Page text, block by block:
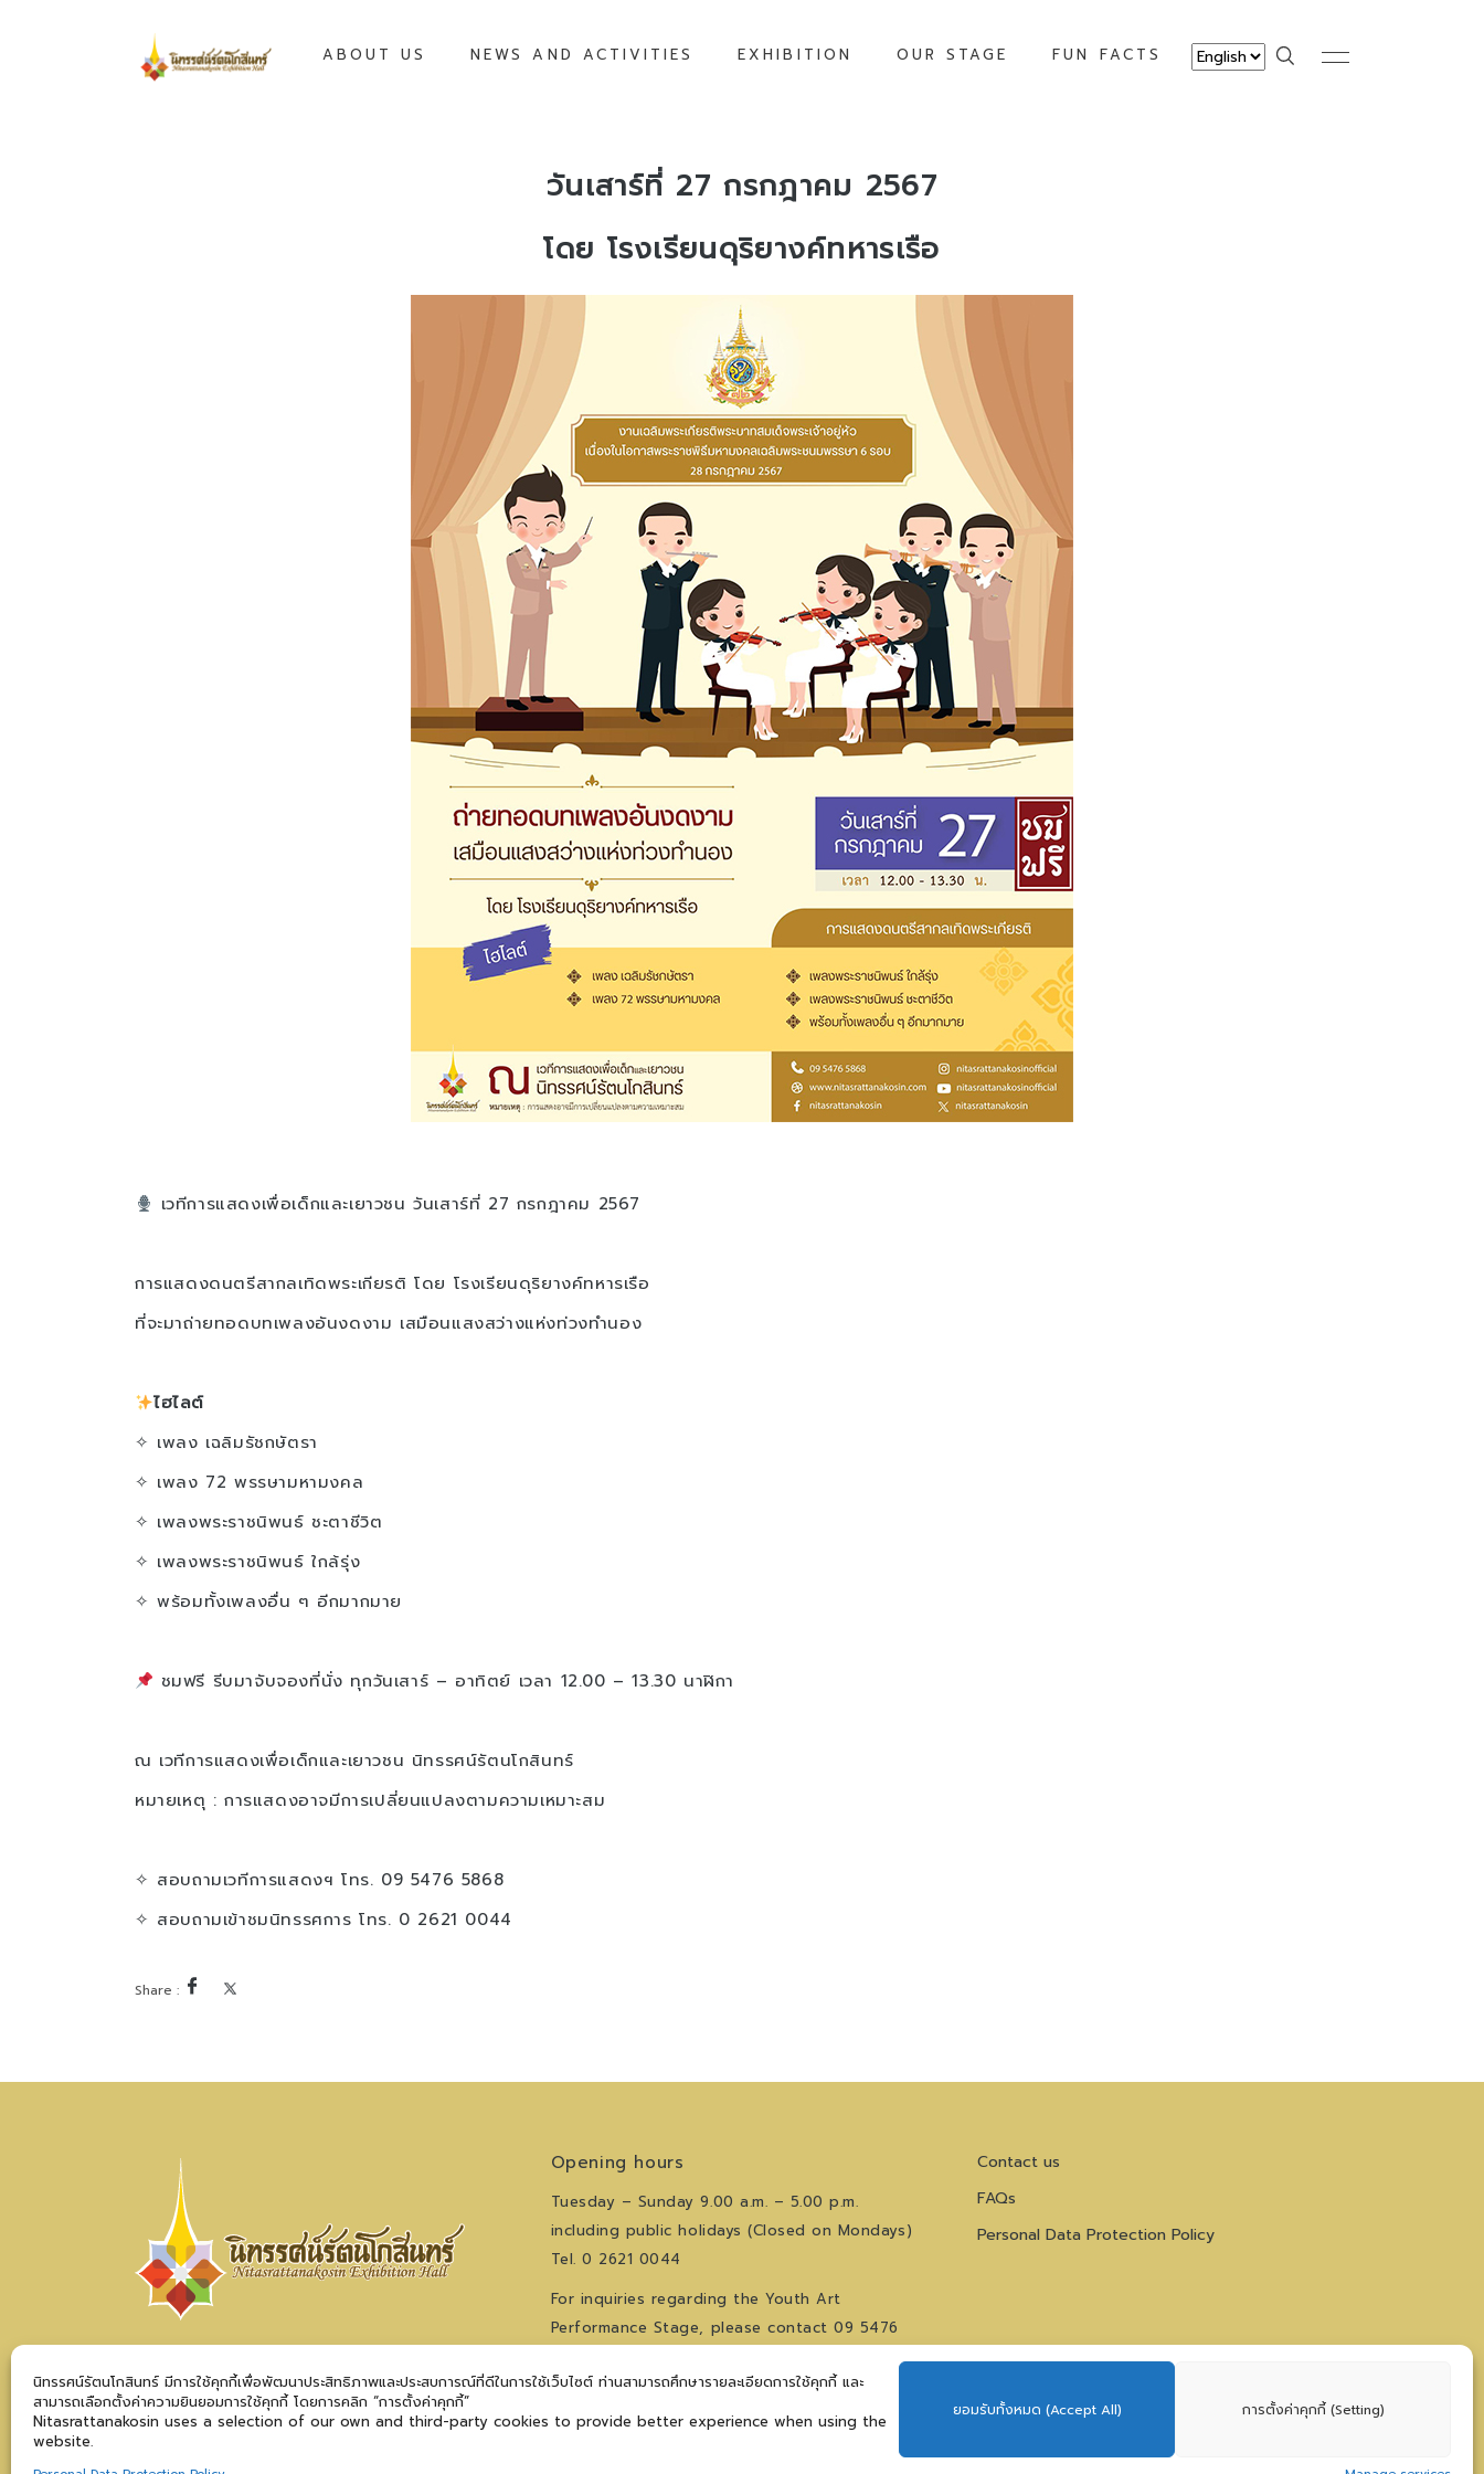
นิทรรศน์รัตนโกสินทร์ มีการใช้คุกกี้เพื่อพัฒนาประสิทธิภาพและประสบการณ์ที่ดีในการใช้เว็บไซต์ ท่านสามารถศึกษารายละเอียดการใช้คุกกี้ และ
สามารถเลือกตั้งค่าความยินยอมการใช้คุกกี้ โดยการคลิก “การตั้งค่าคุกกี้”
Nitasrattanakosin uses a selection of our own and third-party cookies to provide better experience when using the
website.
ยอมรับทั้งหมด (Accept All) การตั้งค่าคุกกี้ (Setting)
ABOUT US NEWS AND ACTIVITIES EXHIBITION OUR STAGE FUN FACTS
วันเสาร์ที่ 27 กรกฎาคม 2567
โดย โรงเรียนดุริยางค์ทหารเรือ
เวทีการแสดงเพื่อเด็กและเยาวชน วันเสาร์ที่ 27 กรกฎาคม 2567
การแสดงดนตรีสากลเทิดพระเกียรติ โดย โรงเรียนดุริยางค์ทหารเรือ
ที่จะมาถ่ายทอดบทเพลงอันงดงาม เสมือนแสงสว่างแห่งท่วงทำนอง
ไฮไลต์
✧ เพลง เฉลิมรัชกษัตรา
✧ เพลง 72 พรรษามหามงคล
✧ เพลงพระราชนิพนธ์ ชะตาชีวิต
✧ เพลงพระราชนิพนธ์ ใกล้รุ่ง
✧ พร้อมทั้งเพลงอื่น ๆ อีกมากมาย
ชมฟรี รีบมาจับจองที่นั่ง ทุกวันเสาร์ – อาทิตย์ เวลา 12.00 – 13.30 นาฬิกา
ณ เวทีการแสดงเพื่อเด็กและเยาวชน นิทรรศน์รัตนโกสินทร์
หมายเหตุ : การแสดงอาจมีการเปลี่ยนแปลงตามความเหมาะสม
✧ สอบถามเวทีการแสดงฯ โทร. 09 5476 5868
✧ สอบถามเข้าชมนิทรรศการ โทร. 0 2621 0044
Phra Nakhon District, Bangkok 10200
©Copyright 2024 Nitasrattanakosin
Opening hours
Tuesday – Sunday 9.00 a.m. – 5.00 p.m.
including public holidays (Closed on Mondays)
Tel. 0 2621 0044
For inquiries regarding the Youth Art
Performance Stage, please contact09 5476
Contact us
FAQs
Personal Data Protection Policy